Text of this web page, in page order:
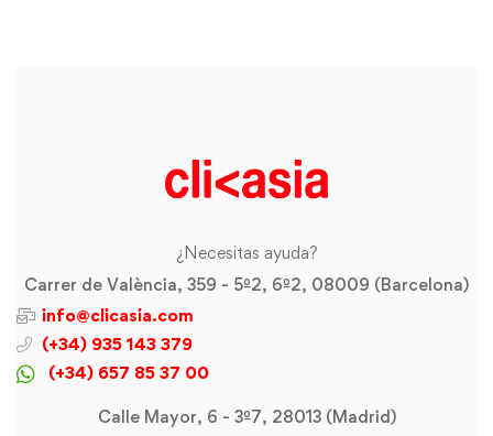
¿Necesitas ayuda?
Carrer de València, 359 - 5º2, 6º2, 08009 (Barcelona)
info@clicasia.com
(+34) 935 143 379
(+34) 657 85 37 00
Calle Mayor, 6 - 3º7, 28013 (Madrid)